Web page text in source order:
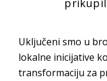
Uključeni smo u
lokalne inicijative
transformaciju za